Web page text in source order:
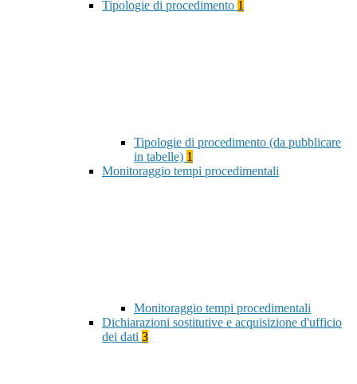
Tipologie di procedimento 1
Tipologie di procedimento (da pubblicare
in tabelle) 1
Monitoraggio tempi procedimentali
Monitoraggio tempi procedimentali
Dichiarazioni sostitutive e acquisizione d'ufficio
dei dati 3